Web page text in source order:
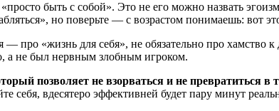
быть с собой». Это не его можно назвать
но поверьте — с возрастом понимаешь: вот
— про «жизнь для себя», не обязательно про
а не был нервным злобным игроком.
позволяет не взорваться и не превратиться в
себя, вдесятеро эффективней будет пару минут